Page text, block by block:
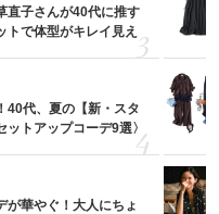
直子さんが40代に推す
トで体型がキレイ見え
40代、夏の【新・スタ
トアップコーデ9選〉
が華やぐ！大人にちょ